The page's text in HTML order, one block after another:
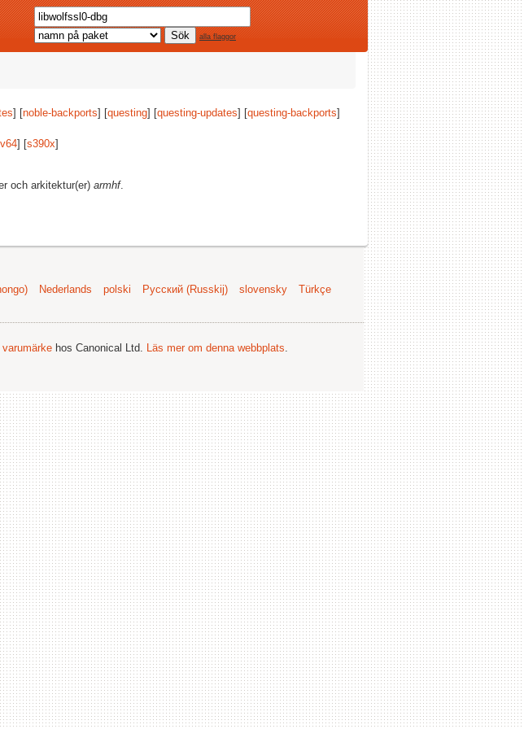
alla flaggor
] [noble-backports] [questing] [questing-updates] [questing-backports]
] [s390x]
och arkitektur(er) armhf.
Nederlands polski Русский (Russkij) slovensky
Türkçe
varumärke hos Canonical Ltd. Läs mer om denna webbplats.